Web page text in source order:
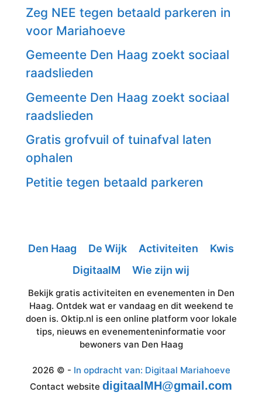
Zeg NEE tegen betaald parkeren in
voor Mariahoeve
Gemeente Den Haag zoekt sociaal
raadslieden
Gemeente Den Haag zoekt sociaal
raadslieden
Gratis grofvuil of tuinafval laten
ophalen
Petitie tegen betaald parkeren
Den Haag De Wijk Activiteiten
Kwis
DigitaalM
Wie zijn wij
Bekijk gratis activiteiten en evenementen in Den
Haag. Ontdek wat er vandaag en dit weekend te
doen is. Oktip.nl is een online platform voor lokale
tips, nieuws en evenementeninformatie voor
bewoners van Den Haag
2026 © - In opdracht van: Digitaal Mariahoeve
Contact website digitaalMH@gmail.com